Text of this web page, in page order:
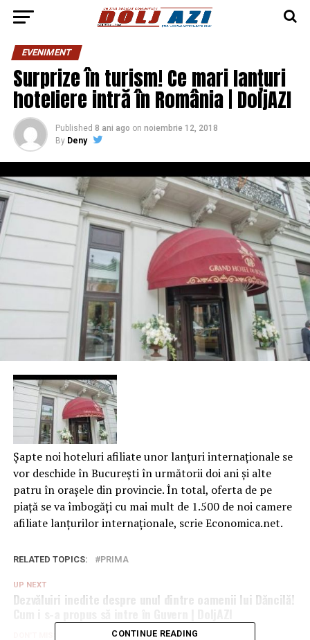
EVENIMENT
Surprize în turism! Ce mari lanțuri
hoteliere intră în România | DoljAZI
Published 8 ani ago on noiembrie 12, 2018
By Deny
Şapte noi hoteluri afiliate unor lanţuri internaţionale se
vor deschide în Bucureşti în următorii doi ani și alte
patru în oraşele din provincie. În total, oferta de pe
piaţă se va îmbogăţi cu mai mult de 1.500 de noi camere
afiliate lanţurilor internaţionale, scrie Economica.net.
RELATED TOPICS: PRIMA
UP NEXT
Dezvăluiri inedite despre unul dintre oamenii lui Dăncilă!
CONTINUE READING